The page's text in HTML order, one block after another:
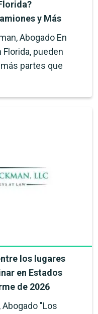
y Más
Abogado En
pueden
partes que
los lugares
en Estados
de 2026
"Los